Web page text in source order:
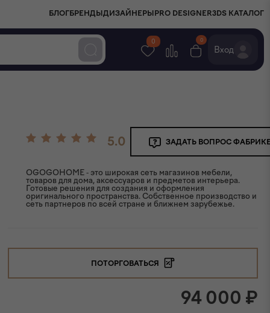
БЛОГ БРЕНДЫ ДИЗАЙНЕРЫ PRO DESIGNER3DS КАТАЛОГ
0 0
Вход
5.0 ЗАДАТЬ ВОПРОС
OGOGOHOME - это широкая сеть магазинов мебели,
товаров для дома, аксессуаров и предметов интерьера.
Готовые решения для создания и оформления
оригинального пространства. Собственное производство и
сеть партнеров по всей стране и ближнем зарубежье.
ПОТОРГОВАТЬСЯ
94 000 ₽